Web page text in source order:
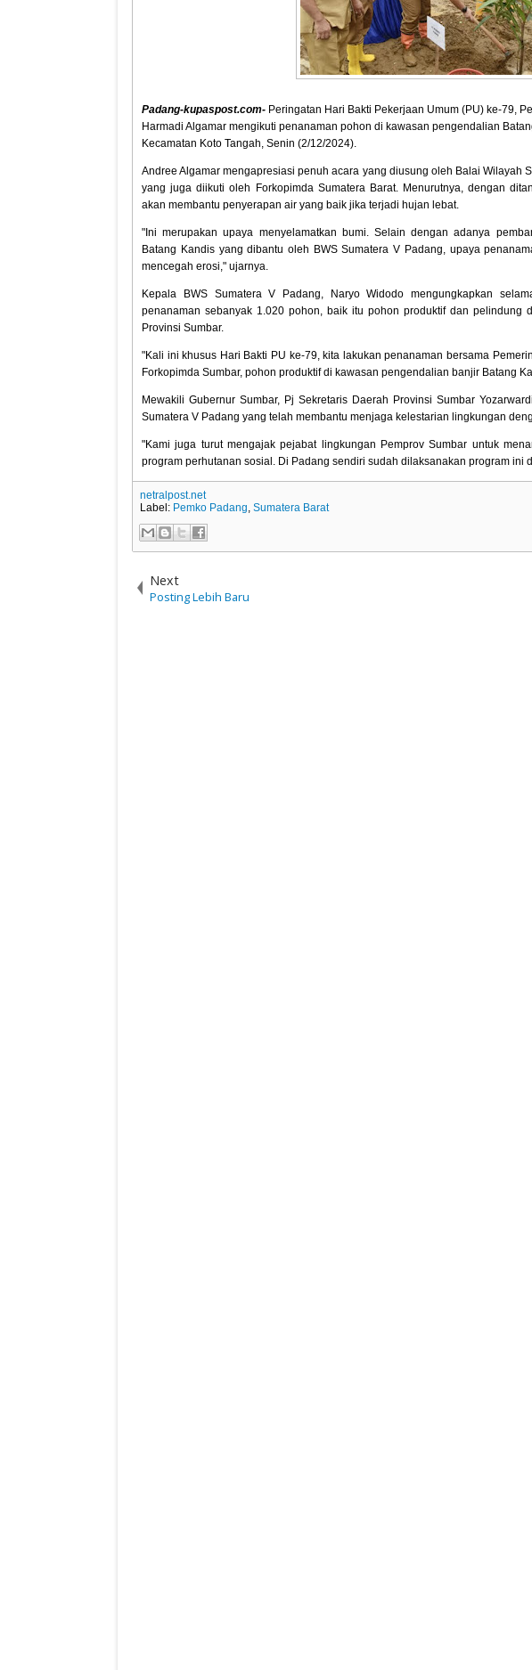
Padang-kupaspost.com- Peringatan Hari Bakti Pekerjaan Umum (PU) ke-79,
Harmadi Algamar mengikuti penanaman pohon di kawasan pengendalian
Kecamatan Koto Tangah, Senin (2/12/2024).
Andree Algamar mengapresiasi penuh acara yang diusung oleh Balai Wilayah
yang juga diikuti oleh Forkopimda Sumatera Barat. Menurutnya, dengan
akan membantu penyerapan air yang baik jika terjadi hujan lebat.
"Ini merupakan upaya menyelamatkan bumi. Selain dengan adanya
Batang Kandis yang dibantu oleh BWS Sumatera V Padang, upaya
mencegah erosi," ujarnya.
Kepala BWS Sumatera V Padang, Naryo Widodo mengungkapkan
penanaman sebanyak 1.020 pohon, baik itu pohon produktif dan pelindung
Provinsi Sumbar.
"Kali ini khusus Hari Bakti PU ke-79, kita lakukan penanaman bersama
Forkopimda Sumbar, pohon produktif di kawasan pengendalian banjir Batang
Mewakili Gubernur Sumbar, Pj Sekretaris Daerah Provinsi Sumbar
Sumatera V Padang yang telah membantu menjaga kelestarian lingkungan
"Kami juga turut mengajak pejabat lingkungan Pemprov Sumbar untuk
program perhutanan sosial. Di Padang sendiri sudah dilaksanakan program ini
netralpost.net
Label: Pemko Padang,Sumatera Barat
Next
Posting Lebih Baru